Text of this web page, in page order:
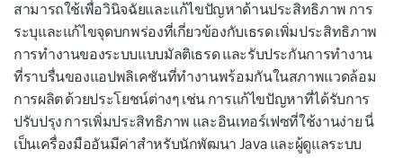
สามารถใช้เพื่อวินิจฉัยและแก้ไขปัญหาด้านประสิทธิภาพ การ
ระบุและแก้ไขจุดบกพร่องที่เกี่ยวข้องกับเธรด เพิ่มประสิทธิภาพ
การทำงานของระบบแบบมัลติเธรด และรับประกันการทำงาน
ที่ราบรื่นของแอปพลิเคชันที่ทำงานพร้อมกันในสภาพแวดล้อม
การผลิต ด้วยประโยชน์ต่างๆ เช่น การแก้ไขปัญหาที่ได้รับการ
ปรับปรุง การเพิ่มประสิทธิภาพ และอินเทอร์เฟซที่ใช้งานง่าย นี่
เป็นเครื่องมืออันมีค่าสำหรับนักพัฒนา Java และผู้ดูแลระบบ